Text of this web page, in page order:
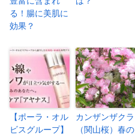
る！腸に美肌に
効果？
【ポーラ・オル
ビスグループ】
カンザンザクラ
（関山桜）春の